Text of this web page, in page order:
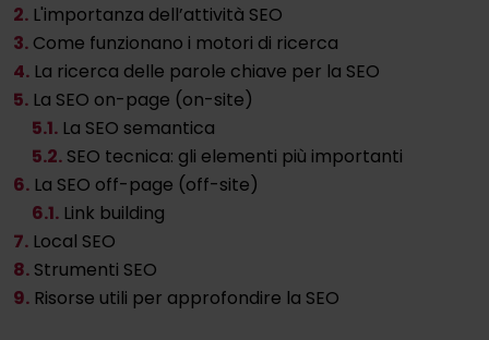
2. L'importanza dell’attività SEO
3. Come funzionano i motori di ricerca
4. La ricerca delle parole chiave per la SEO
5. La SEO on-page (on-site)
5.1. La SEO semantica
5.2. SEO tecnica: gli elementi più importanti
6. La SEO off-page (off-site)
6.1. Link building
7. Local SEO
8. Strumenti SEO
9. Risorse utili per approfondire la SEO